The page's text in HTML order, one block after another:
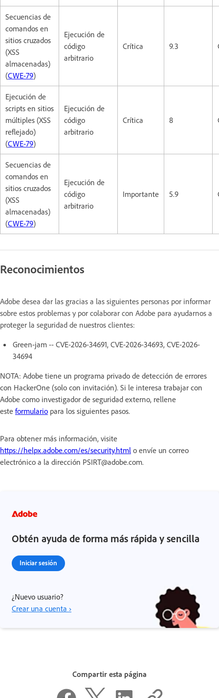
Secuencias de
comandos en
sitios cruzados
(XSS
almacenadas)
(CWE-79)
Ejecución de
código
arbitrario
Crítica 9.3
Ejecución de
scripts en sitios
múltiples (XSS
reflejado)
(CWE-79)
Ejecución de
código
arbitrario
Crítica 8
Secuencias de
comandos en
sitios cruzados
(XSS
almacenadas)
(CWE-79)
Ejecución de
código
arbitrario
Importante 5.9
Reconocimientos
Adobe desea dar las gracias a las siguientes personas por informar
sobre estos problemas y por colaborar con Adobe para ayudarnos a
proteger la seguridad de nuestros clientes:
Green-jam -- CVE-2026-34691, CVE-2026-34693, CVE-2026-
34694
NOTA: Adobe tiene un programa privado de detección de errores
con HackerOne (solo con invitación). Si le interesa trabajar con
Adobe como investigador de seguridad externo, rellene
este formulario para los siguientes pasos.
Para obtener más información, visite
https://helpx.adobe.com/es/security.html o envíe un correo
electrónico a la dirección PSIRT@adobe.com.
Obtén ayuda de forma más rápida y sencilla
Iniciar sesión
¿Nuevo usuario?
Crear una cuenta ›
Compartir esta página